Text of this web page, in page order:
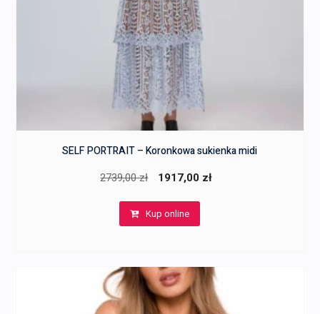
SELF PORTRAIT – Koronkowa sukienka midi
2739,00zł
Pierwotna
wynosiła:
1917,00 zł
Kup online